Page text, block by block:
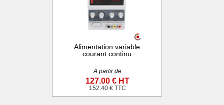
Alimentation variable
courant continu
A partir de
127.00 € HT
152.40 € TTC